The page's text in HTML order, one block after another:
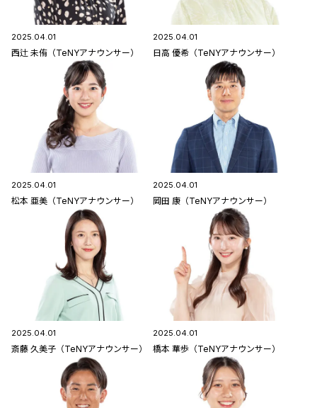
2025.04.01
西辻 未侑（TeNYアナウンサー）
2025.04.01
日高 優希（TeNYアナウンサー）
2025.04.01
松本 亜美（TeNYアナウンサー）
2025.04.01
岡田 康（TeNYアナウンサー）
2025.04.01
斎藤 久美子（TeNYアナウンサー）
2025.04.01
橋本 華歩（TeNYアナウンサー）